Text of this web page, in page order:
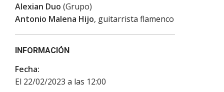
Alexian Duo (Grupo)
Antonio Malena Hijo, guitarrista flamenco
INFORMACIÓN
Fecha:
El 22/02/2023 a las 12:00